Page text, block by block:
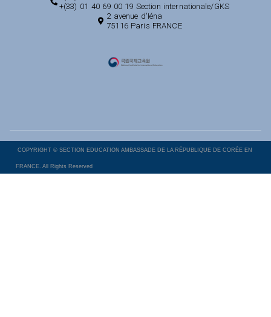
+(33) 01 40 69 00 19 Section internationale/GKS
2 avenue d'Iéna
75116 Paris FRANCE
COPYRIGHT © SECTION EDUCATION AMBASSADE DE LA RÉPUBLIQUE DE CORÉE EN
FRANCE. All Rights Reserved